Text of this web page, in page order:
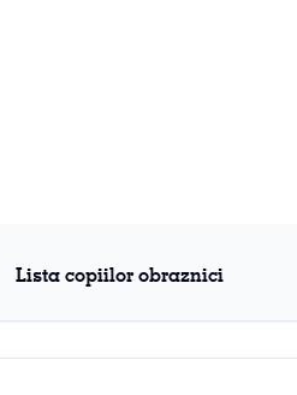
Lista copiilor obraznici